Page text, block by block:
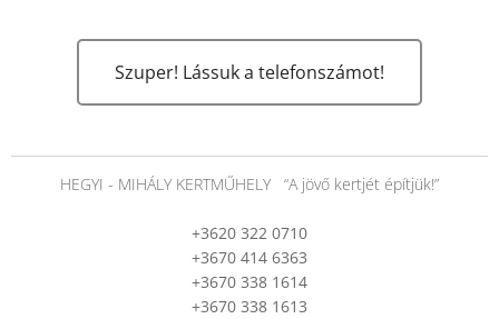
Szuper! Lássuk a telefonszámot!
HEGYI - MIHÁLY KERTMŰHELY “A jövő kertjét építjük!”
+3620 322 0710
+3670 414 6363
+3670 338 1614
+3670 338 1613